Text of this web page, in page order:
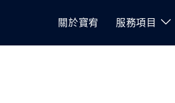
關於寶宥 服務項目